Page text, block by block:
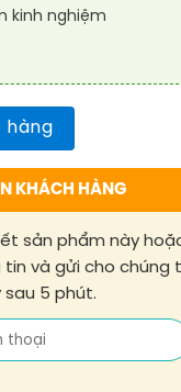
kinh nghiệm
MG Cabinet
hàng
KHÁCH HÀNG
sản phẩm này
tin và gửi cho chúng
5 phút.